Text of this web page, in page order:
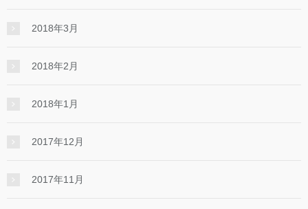
2018年3月
2018年2月
2018年1月
2017年12月
2017年11月